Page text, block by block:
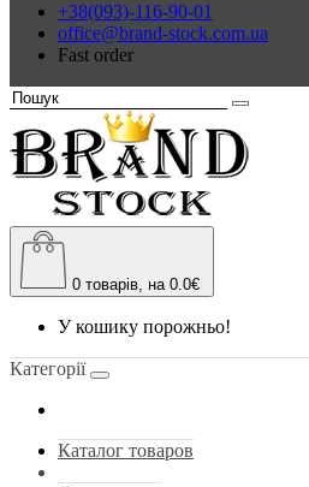
+38(093)-116-90-01
office@brand-stock.com.ua
Fast order
0 товарів, на 0.0€
У кошику порожньо!
Категорії
Каталог товаров